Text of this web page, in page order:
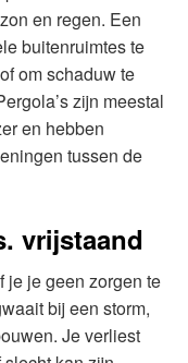
en regen. Een
buitenruimtes te
om schaduw te
zijn meestal
en hebben
tussen de
vrijstaand
je je geen zorgen te
bij een storm,
Je verliest